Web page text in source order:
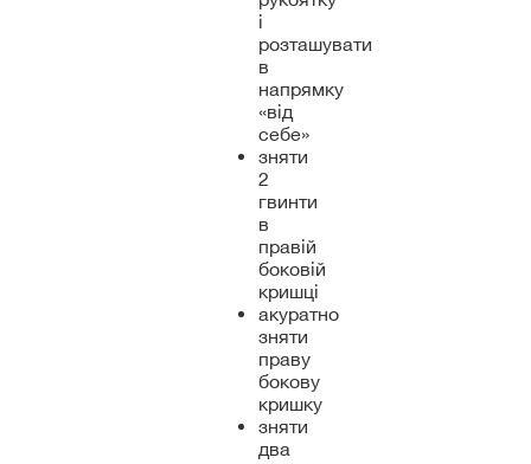
і
розташувати
в
напрямку
«від
себе»
зняти
2
гвинти
в
правій
боковій
кришці
акуратно
зняти
праву
бокову
кришку
зняти
два